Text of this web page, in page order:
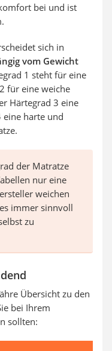
bei und ist
sich in
vom Gewicht
1 steht für eine
für eine weiche
Härtegrad 3 eine
harte und
der Matratze
nur eine
weichen
immer sinnvoll
zu
Übersicht zu den
bei Ihrem
sollten: